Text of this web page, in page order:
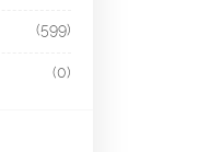
(599)
(0)